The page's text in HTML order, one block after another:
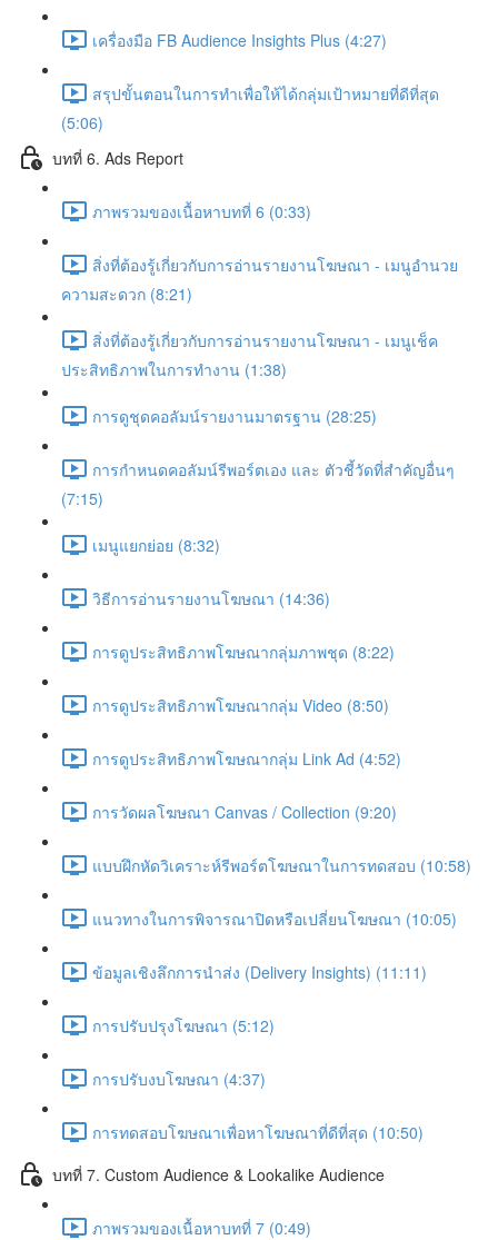
เครื่องมือ FB Audience Insights Plus (4:27)
สรุปขั้นตอนในการทำเพื่อให้ได้กลุ่มเป้าหมายที่ดีที่สุด
(5:06)
บทที่ 6. Ads Report
ภาพรวมของเนื้อหาบทที่ 6 (0:33)
สิ่งที่ต้องรู้เกี่ยวกับการอ่านรายงานโฆษณา - เมนูอำนวย
ความสะดวก (8:21)
สิ่งที่ต้องรู้เกี่ยวกับการอ่านรายงานโฆษณา - เมนูเช็ค
ประสิทธิภาพในการทำงาน (1:38)
การดูชุดคอลัมน์รายงานมาตรฐาน (28:25)
การกำหนดคอลัมน์รีพอร์ตเอง และ ตัวชี้วัดที่สำคัญอื่นๆ
(7:15)
เมนูแยกย่อย (8:32)
วิธีการอ่านรายงานโฆษณา (14:36)
การดูประสิทธิภาพโฆษณากลุ่มภาพชุด (8:22)
การดูประสิทธิภาพโฆษณากลุ่ม Video (8:50)
การดูประสิทธิภาพโฆษณากลุ่ม Link Ad (4:52)
การวัดผลโฆษณา Canvas / Collection (9:20)
แบบฝึกหัดวิเคราะห์รีพอร์ตโฆษณาในการทดสอบ (10:58)
แนวทางในการพิจารณาปิดหรือเปลี่ยนโฆษณา (10:05)
ข้อมูลเชิงลึกการนำส่ง (Delivery Insights) (11:11)
การปรับปรุงโฆษณา (5:12)
การปรับงบโฆษณา (4:37)
การทดสอบโฆษณาเพื่อหาโฆษณาที่ดีที่สุด (10:50)
บทที่ 7. Custom Audience & Lookalike Audience
ภาพรวมของเนื้อหาบทที่ 7 (0:49)